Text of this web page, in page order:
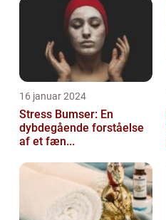
16 januar 2024
Stress Bumser: En
dybdegående forståelse
af et fæn...